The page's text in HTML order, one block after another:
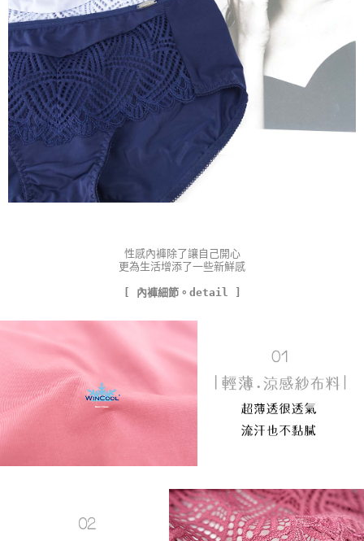
性感內褲除了讓自己開心
更為生活增添了一些新鮮感
[ 內褲細節。detail ]